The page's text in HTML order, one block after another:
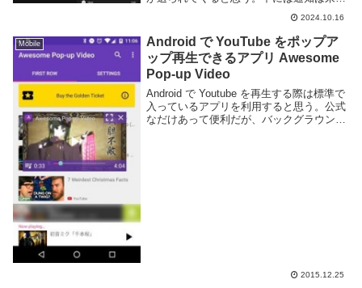
けど間違えて消してしまい何の通知なのか
わからない事もある。そんなときに便利な
のが通知履歴だ。Android スマートフ...
2024.10.16
Mobile
Android で YouTube をポップア
ップ再生できるアプリ Awesome
Pop-up Video
Android で Youtube を再生する際は標準で
入っているアプリを利用すると思う。公式
なだけあって便利だが、バックグラウンド
2015.12.25